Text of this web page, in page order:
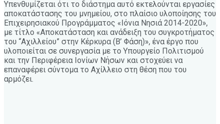
Υπενθυμίζεται ότι το διάστημα αυτό εκτελούνται εργασίες
αποκατάστασης του μνημείου, στο πλαίσιο υλοποίησης του
Επιχειρησιακού Προγράμματος «Ιόνια Νησιά 2014-2020»,
με τίτλο «Αποκατάσταση και ανάδειξη του συγκροτήματος
του “Αχιλλείου” στην Κέρκυρα (Β’ Φάση)», ένα έργο που
υλοποιείται σε συνεργασία με το Υπουργείο Πολιτισμού
και την Περιφέρεια Ιονίων Νήσων και στοχεύει να
επαναφέρει σύντομα το Αχίλλειο στη θέση που του
αρμόζει.